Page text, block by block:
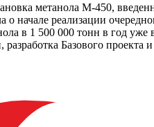
метанола М-450,
начале реализации
в 1 500 000 тонн в год
Базового